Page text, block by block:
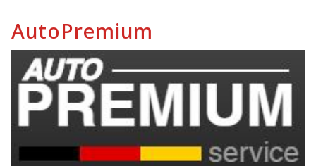
AutoPremium